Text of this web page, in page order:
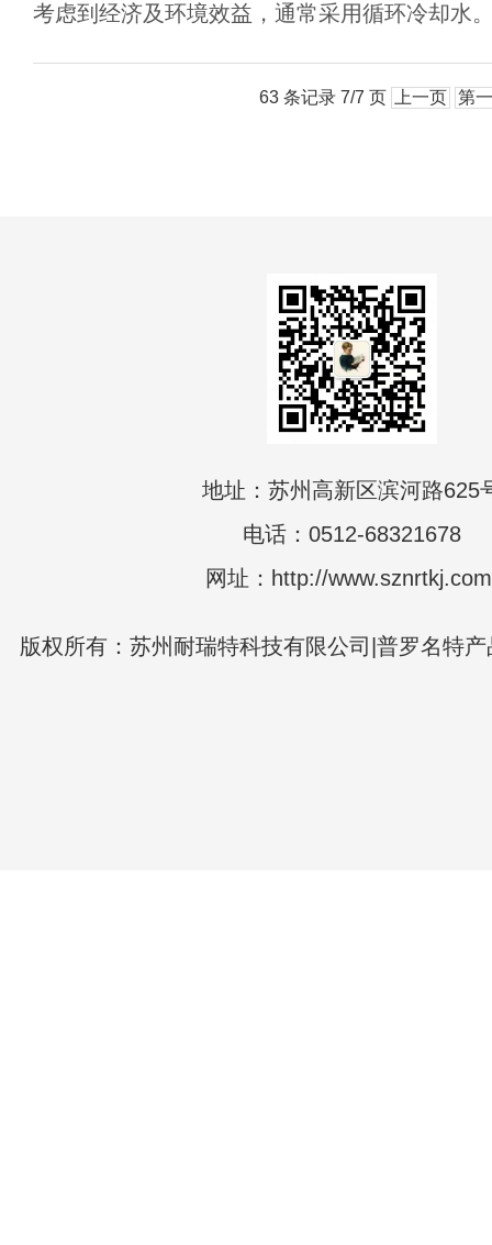
考虑到经济及环境效益，通常采用循环冷却水
63 条记录 7/7 页 上一页 第
地址：苏州高新区滨河路625
电话：0512-68321678
网址：http://
版权所有：苏州耐瑞特科技有限公司|普罗名特